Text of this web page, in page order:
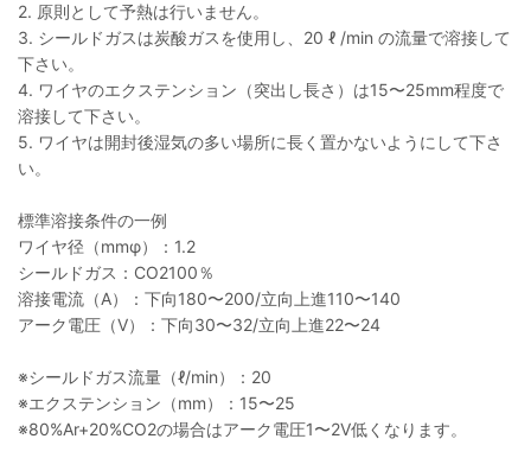
2. 原則として予熱は行いません。
3. シールドガスは炭酸ガスを使用し、20 ℓ /min の流量で溶接して
下さい。
4. ワイヤのエクステンション（突出し長さ）は15〜25mm程度で
溶接して下さい。
5. ワイヤは開封後湿気の多い場所に長く置かないようにして下さ
い。
標準溶接条件の一例
ワイヤ径（mmφ）：1.2
シールドガス：CO2100％
溶接電流（A）：下向180〜200/立向上進110〜140
アーク電圧（V）：下向30〜32/立向上進22〜24
※シールドガス流量（ℓ/min）：20
※エクステンション（mm）：15〜25
※80%Ar+20%CO2の場合はアーク電圧1〜2V低くなります。